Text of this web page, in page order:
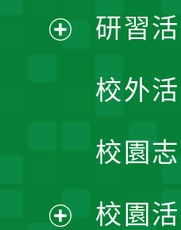
單
研習
校外
校園
校園